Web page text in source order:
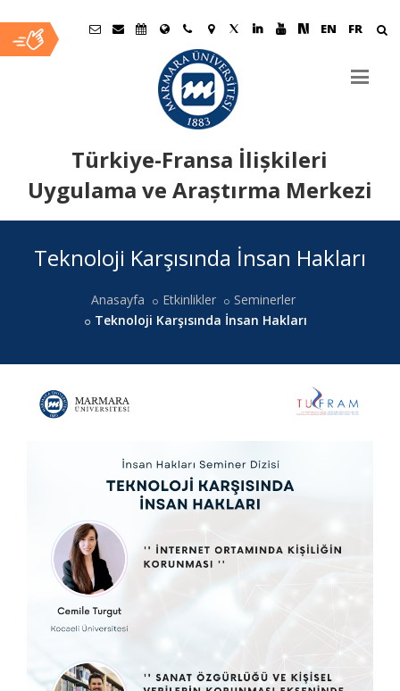
EN FR
Türkiye-Fransa İlișkileri
Uygulama ve Araștırma Merkezi
İçerikTeknoloji Karşısında İnsan Hakları
Anasayfa Etkinlikler
Seminerler
Teknoloji Karşısında İnsan Hakları